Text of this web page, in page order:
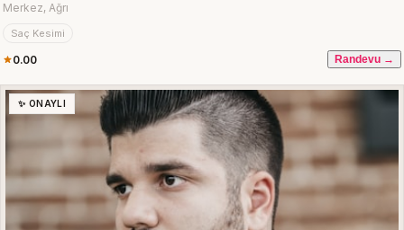
Merkez, Ağrı
Saç Kesimi
0.00 Randevu →
✨ ONAYLI